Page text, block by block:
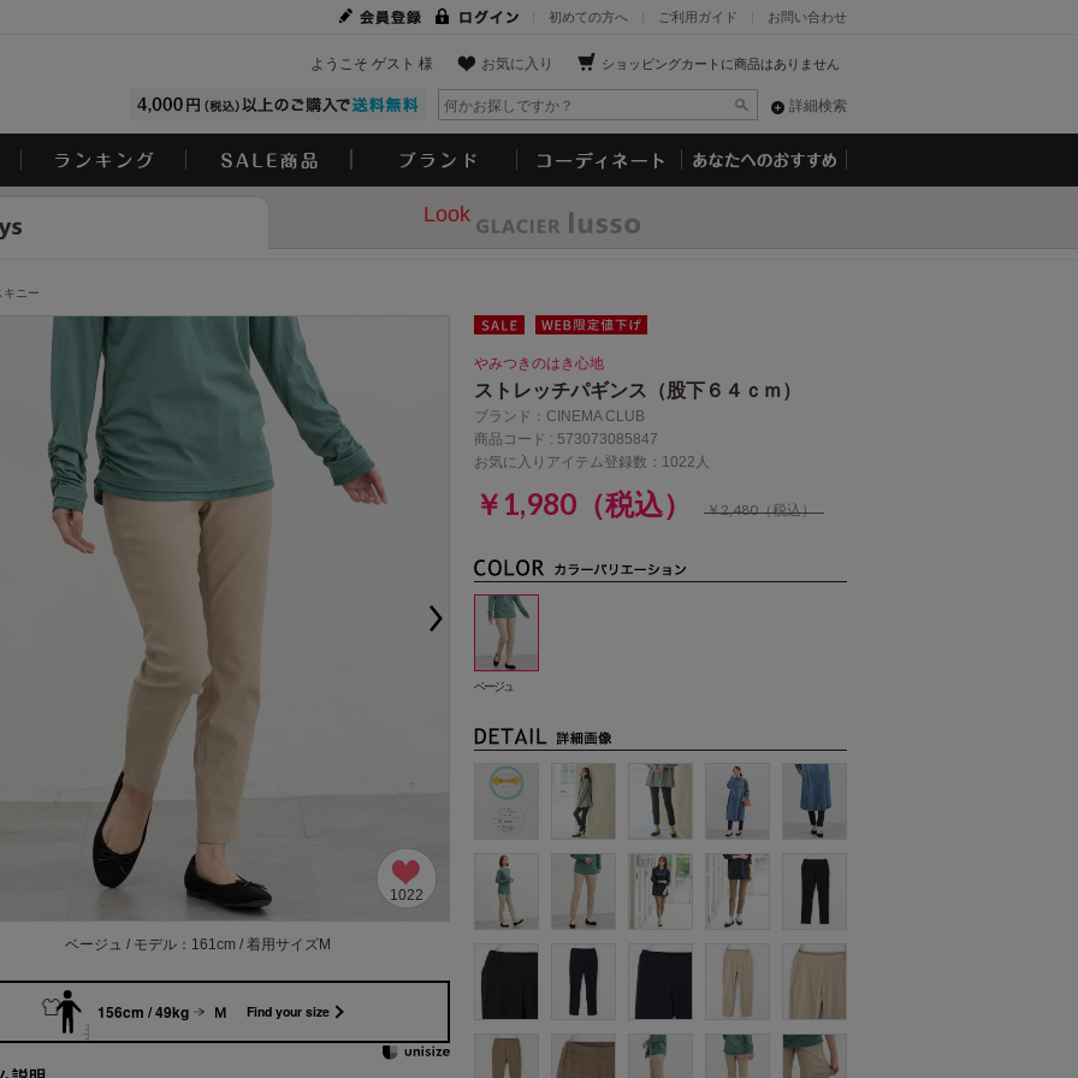
お問い合わせ
ご利用ガイド
初めての方へ
ショッピングカートに商品はありません
お気に入り
ようこそ ゲスト 様
詳細検索
Look
キニー
1022
ベージュ / モデル：161cm / 着用サイズM
156cm / 49kg Ｍ Find your size
みつきのはき心地
ストレッチパギンス（股下６４ｃｍ）
ブランド： CINEMA CLUB
商品コード : 573073085847
お気に入りアイテム登録数：1022人
￥1,980（税込） ￥2,480（税込）
ベージュ